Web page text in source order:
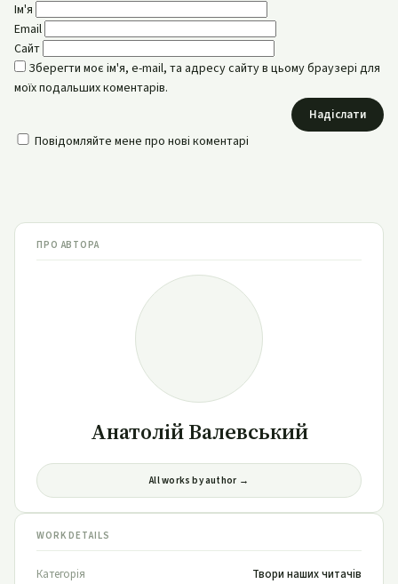
Ім'я
Email
Сайт
Зберегти моє ім'я, e-mail, та адресу сайту в цьому браузері для
моїх подальших коментарів.
Надіслати
Повідомляйте мене про нові коментарі
ПРО АВТОРА
Анатолій Валевський
All works by author →
WORK DETAILS
Категорія Твори наших читачів